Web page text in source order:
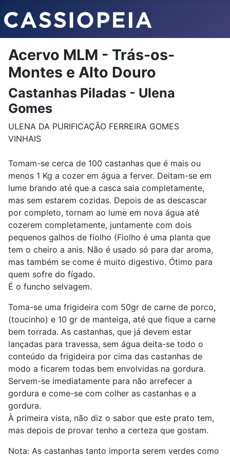
Acervo MLM - Trás-os-
Montes e Alto Douro
Castanhas Piladas - Ulena
Gomes
ULENA DA PURIFICAÇÃO FERREIRA GOMES
VINHAIS
Tomam-se cerca de 100 castanhas que é mais ou
menos 1 Kg a cozer em água a ferver. Deitam-se em
lume brando até que a casca saia completamente,
mas sem estarem cozidas. Depois de as descascar
por completo, tornam ao lume em nova água até
cozerem completamente, juntamente com dois
pequenos galhos de fiolho (Fiolho é uma planta que
tem o cheiro a anis. Não é usado só para dar aroma,
mas também se come é muito digestivo. Ótimo para
quem sofre do fígado.
É o funcho selvagem.
Toma-se uma frigideira com 50gr de carne de porco,
(toucinho) e 10 gr de manteiga, até que fique a carne
bem torrada. As castanhas, que já devem estar
lançadas para travessa, sem água deita-se todo o
conteúdo da frigideira por cima das castanhas de
modo a ficarem todas bem envolvidas na gordura.
Servem-se imediatamente para não arrefecer a
gordura e come-se com colher as castanhas e a
gordura.
À primeira vista, não diz o sabor que este prato tem,
mas depois de provar tenho a certeza que gostam.
Nota: As castanhas tanto importa serem verdes como